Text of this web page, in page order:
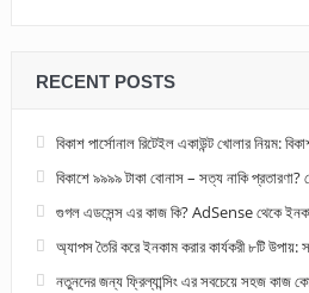
RECENT POSTS
বিকাশ পার্সোনাল রিটেইল একাউন্ট খোলার নিয়ম:
বিকাশে ৯৯৯৯ টাকা বোনাস – সত্য নাকি
গুগল এডসেন্স এর কাজ কি? AdSense থেকে
অ্যাপস তৈরি করে ইনকাম করার কার্যকরী ৮টি উপায়:
নতুনদের জন্য ফ্রিল্যান্সিং এর সবচেয়ে সহজ কাজ